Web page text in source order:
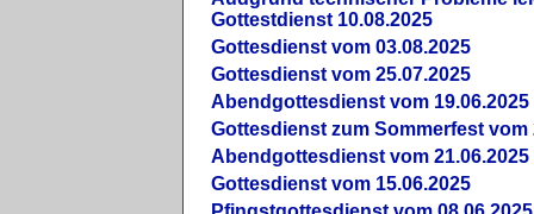
Gottestdienst 10.08.2025
Gottesdienst vom 03.08.2025
Gottesdienst vom 25.07.2025
Abendgottesdienst vom 19.06.2025
Gottesdienst zum Sommerfest vom
Abendgottesdienst vom 21.06.2025
Gottesdienst vom 15.06.2025